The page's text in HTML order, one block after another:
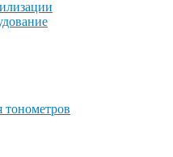
тонометров